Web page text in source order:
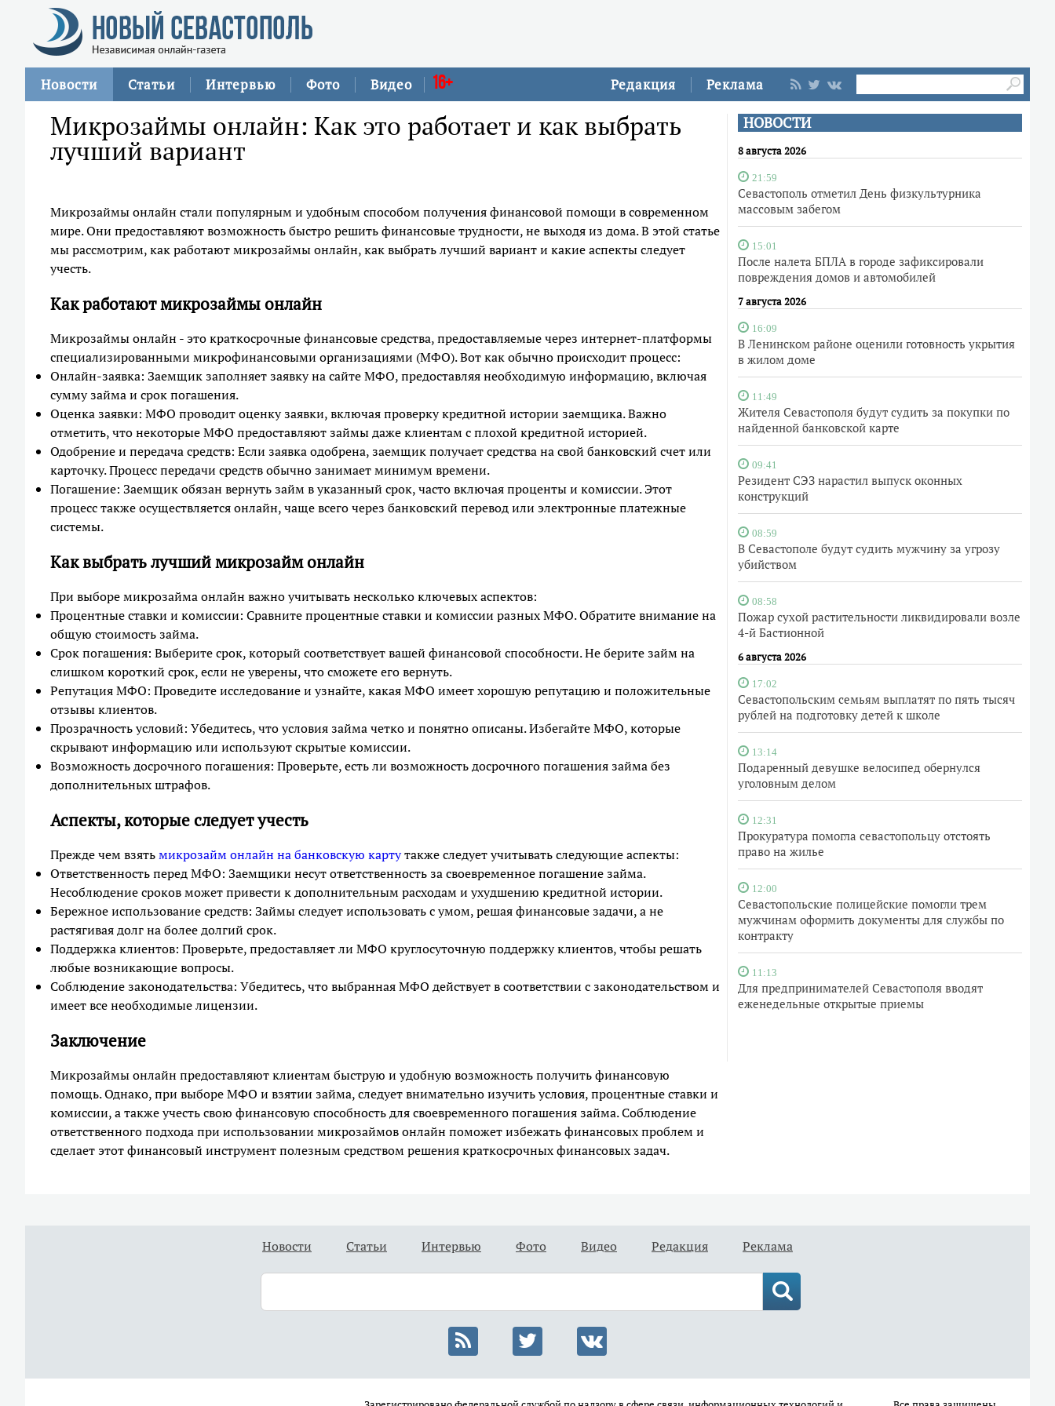
Редакция Реклама
Новости Статьи Интервью Фото Видео 16+
НОВОСТИ
8 августа 2026
21:59
Севастополь отметил День физкультурника
массовым забегом
15:01
После налета БПЛА в городе зафиксировали
повреждения домов и автомобилей
7 августа 2026
16:09
В Ленинском районе оценили готовность укрытия
в жилом доме
11:49
Жителя Севастополя будут судить за покупки по
найденной банковской карте
09:41
Резидент СЭЗ нарастил выпуск оконных
конструкций
08:59
В Севастополе будут судить мужчину за угрозу
убийством
08:58
Пожар сухой растительности ликвидировали возле
4-й Бастионной
6 августа 2026
17:02
Севастопольским семьям выплатят по пять тысяч
рублей на подготовку детей к школе
13:14
Подаренный девушке велосипед обернулся
уголовным делом
12:31
Прокуратура помогла севастопольцу отстоять
право на жилье
12:00
Севастопольские полицейские помогли трем
мужчинам оформить документы для службы по
контракту
11:13
Для предпринимателей Севастополя вводят
еженедельные открытые приемы
Микрозаймы онлайн: Как это работает и как выбрать
лучший вариант
Микрозаймы онлайн стали популярным и удобным способом получения финансовой помощи в современном
мире. Они предоставляют возможность быстро решить финансовые трудности, не выходя из дома. В этой статье
мы рассмотрим, как работают микрозаймы онлайн, как выбрать лучший вариант и какие аспекты следует
учесть.
Как работают микрозаймы онлайн
Микрозаймы онлайн - это краткосрочные финансовые средства, предоставляемые через интернет-платформы
специализированными микрофинансовыми организациями (МФО). Вот как обычно происходит процесс:
Онлайн-заявка: Заемщик заполняет заявку на сайте МФО, предоставляя необходимую информацию, включая
сумму займа и срок погашения.
Оценка заявки: МФО проводит оценку заявки, включая проверку кредитной истории заемщика. Важно
отметить, что некоторые МФО предоставляют займы даже клиентам с плохой кредитной историей.
Одобрение и передача средств: Если заявка одобрена, заемщик получает средства на свой банковский счет или
карточку. Процесс передачи средств обычно занимает минимум времени.
Погашение: Заемщик обязан вернуть займ в указанный срок, часто включая проценты и комиссии. Этот
процесс также осуществляется онлайн, чаще всего через банковский перевод или электронные платежные
системы.
Как выбрать лучший микрозайм онлайн
При выборе микрозайма онлайн важно учитывать несколько ключевых аспектов:
Процентные ставки и комиссии: Сравните процентные ставки и комиссии разных МФО. Обратите внимание на
общую стоимость займа.
Срок погашения: Выберите срок, который соответствует вашей финансовой способности. Не берите займ на
слишком короткий срок, если не уверены, что сможете его вернуть.
Репутация МФО: Проведите исследование и узнайте, какая МФО имеет хорошую репутацию и положительные
отзывы клиентов.
Прозрачность условий: Убедитесь, что условия займа четко и понятно описаны. Избегайте МФО, которые
скрывают информацию или используют скрытые комиссии.
Возможность досрочного погашения: Проверьте, есть ли возможность досрочного погашения займа без
дополнительных штрафов.
Аспекты, которые следует учесть
Прежде чем взятьмикрозайм онлайн на банковскую картутакже следует учитывать следующие аспекты:
Ответственность перед МФО: Заемщики несут ответственность за своевременное погашение займа.
Несоблюдение сроков может привести к дополнительным расходам и ухудшению кредитной истории.
Бережное использование средств: Займы следует использовать с умом, решая финансовые задачи, а не
растягивая долг на более долгий срок.
Поддержка клиентов: Проверьте, предоставляет ли МФО круглосуточную поддержку клиентов, чтобы решать
любые возникающие вопросы.
Соблюдение законодательства: Убедитесь, что выбранная МФО действует в соответствии с законодательством и
имеет все необходимые лицензии.
Заключение
Микрозаймы онлайн предоставляют клиентам быструю и удобную возможность получить финансовую
помощь. Однако, при выборе МФО и взятии займа, следует внимательно изучить условия, процентные ставки и
комиссии, а также учесть свою финансовую способность для своевременного погашения займа. Соблюдение
ответственного подхода при использовании микрозаймов онлайн поможет избежать финансовых проблем и
сделает этот финансовый инструмент полезным средством решения краткосрочных финансовых задач.
Новости Статьи Интервью Фото Видео Редакция Реклама